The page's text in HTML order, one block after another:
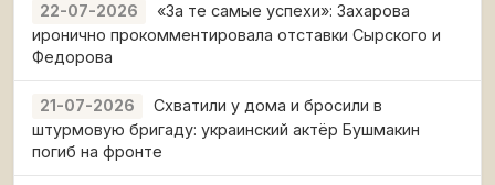
22-07-2026
«За те самые успехи»: Захарова
иронично прокомментировала отставки Сырского и
Федорова
21-07-2026
Схватили у дома и бросили в
штурмовую бригаду: украинский актёр Бушмакин
погиб на фронте